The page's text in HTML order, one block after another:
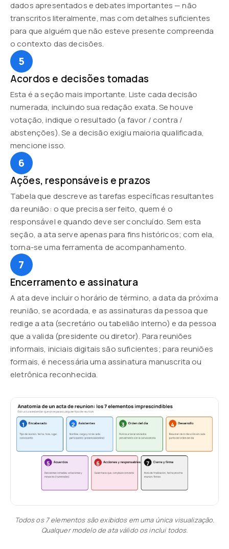
dados apresentados e debates importantes — não
transcritos literalmente, mas com detalhes suficientes
para que alguém que não esteve presente compreenda
o contexto das decisões.
5
Acordos e decisões tomadas
Esta é a seção mais importante. Liste cada decisão
numerada, incluindo sua redação exata. Se houve
votação, indique o resultado (a favor / contra /
abstenções). Se a decisão exigiu maioria qualificada,
mencione isso.
6
Ações, responsáveis e prazos
Tabela que descreve as tarefas específicas resultantes
da reunião: o que precisa ser feito, quem é o
responsável e quando deve ser concluído. Sem esta
seção, a ata serve apenas para fins históricos; com ela,
torna-se uma ferramenta de acompanhamento.
7
Encerramento e assinatura
A ata deve incluir o horário de término, a data da próxima
reunião, se acordada, e as assinaturas da pessoa que
redige a ata (secretário ou tabelião interno) e da pessoa
que a valida (presidente ou diretor). Para reuniões
informais, iniciais digitais são suficientes; para reuniões
formais, é necessária uma assinatura manuscrita ou
eletrônica reconhecida.
Todos os 7 elementos são exibidos em uma única visualização.
Qualquer modelo de ata válido os inclui todos.